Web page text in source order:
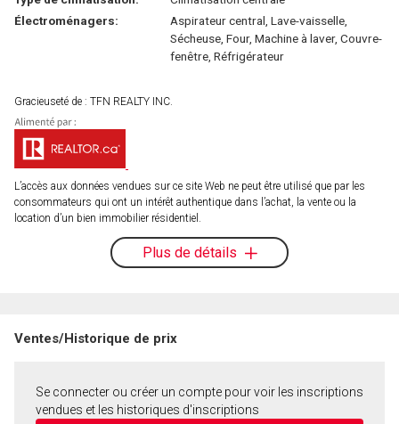
Électroménagers:
Aspirateur central, Lave-vaisselle,
Sécheuse, Four, Machine à laver, Couvre-
fenêtre, Réfrigérateur
Gracieuseté de : TFN REALTY INC.
L’accès aux données vendues sur ce site Web ne peut être utilisé que par les
consommateurs qui ont un intérêt authentique dans l’achat, la vente ou la
location d’un bien immobilier résidentiel.
Plus de détails
Ventes/Historique de prix
Se connecter ou créer un compte pour voir les inscriptions
vendues et les historiques d'inscriptions